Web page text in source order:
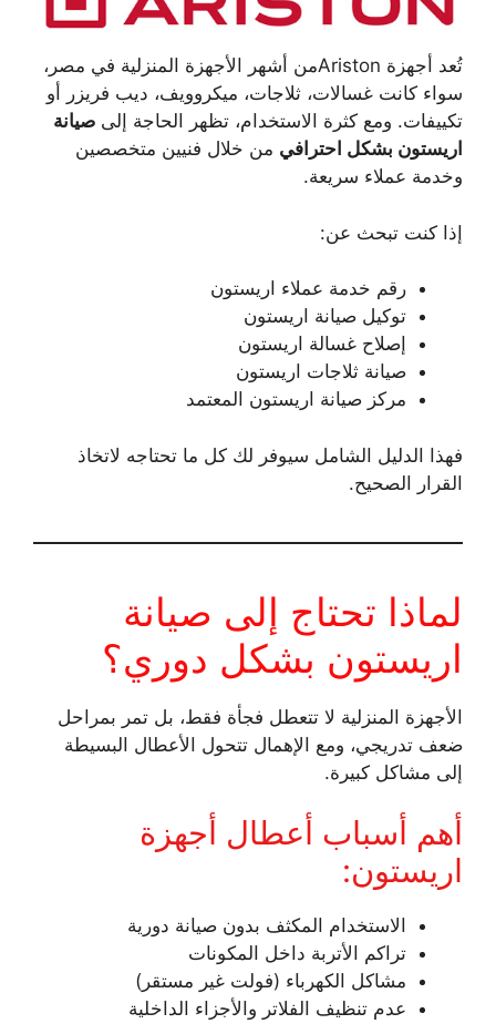
تُعد أجهزة Aristonمن أشهر الأجهزة المنزلية في مصر،
سواء كانت غسالات، ثلاجات، ميكروويف، ديب فريزر أو
تكييفات. ومع كثرة الاستخدام، تظهر الحاجة إلى صيانة
اريستون بشكل احترافي من خلال فنيين متخصصين
وخدمة عملاء سريعة.
إذا كنت تبحث عن:
رقم خدمة عملاء اريستون
توكيل صيانة اريستون
إصلاح غسالة اريستون
صيانة ثلاجات اريستون
مركز صيانة اريستون المعتمد
فهذا الدليل الشامل سيوفر لك كل ما تحتاجه لاتخاذ
القرار الصحيح.
لماذا تحتاج إلى صيانة
اريستون بشكل دوري؟
الأجهزة المنزلية لا تتعطل فجأة فقط، بل تمر بمراحل
ضعف تدريجي، ومع الإهمال تتحول الأعطال البسيطة
إلى مشاكل كبيرة.
أهم أسباب أعطال أجهزة
اريستون:
الاستخدام المكثف بدون صيانة دورية
تراكم الأتربة داخل المكونات
مشاكل الكهرباء (فولت غير مستقر)
عدم تنظيف الفلاتر والأجزاء الداخلية